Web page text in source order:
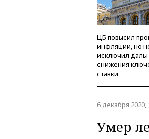
ЦБ повысил
инфляции, но
исключил
снижения
ставки
6 декабря 2020,
Умер